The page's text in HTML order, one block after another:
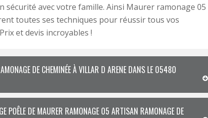
sécurité avec votre famille. Ainsi Maurer ramonage 05
toutes ses techniques pour réussir tous vos
et devis incroyables !
DE CHEMINÉE À VILLAR D ARENE DANS LE 05480
POÊLE DE MAURER RAMONAGE 05 ARTISAN RAMONAGE DE